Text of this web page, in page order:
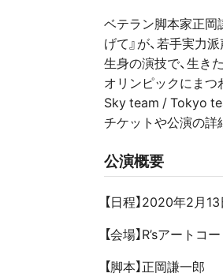
ベテラン脚本家正岡
げて』が、若手実力
生身の演技で、生き
オリンピックにまつ
Sky team / Tokyo
チケットや公演の詳
公演概要
【日程】2020年2月13
【会場】R’sアート
【脚本】正岡謙一郎